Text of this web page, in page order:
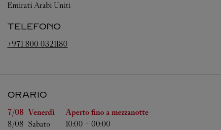
Emirati Arabi Uniti
TELEFONO
+971 800 0321180
ORARIO
Giorno della settimanaOrario
7/08 Venerdì
Aperto fino a mezzanotte
8/08 Sabato 10:00 - 00:00